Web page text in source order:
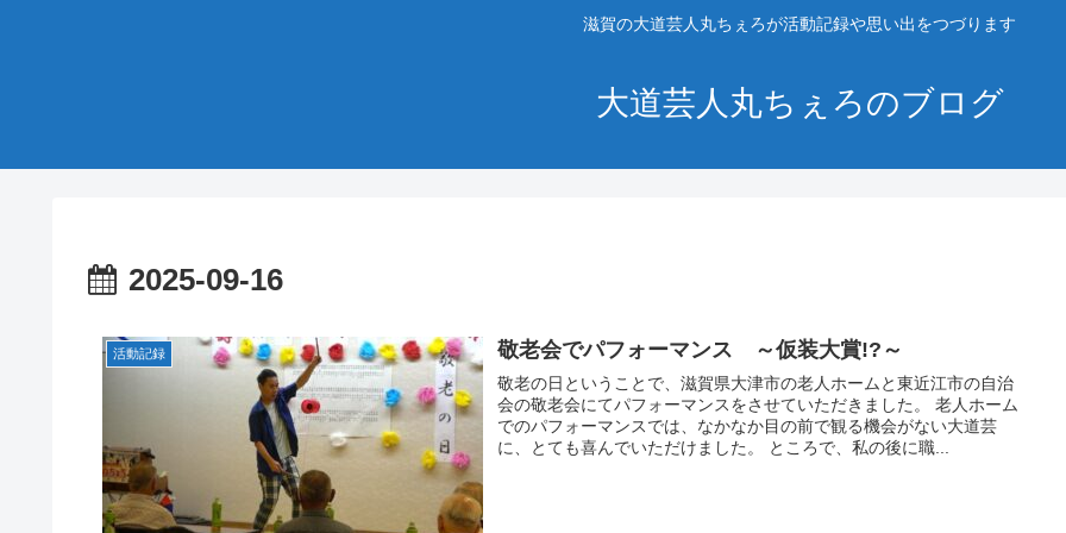
滋賀の大道芸人丸ちぇろが活動記録や思い出をつづります
大道芸人丸ちぇろのブログ
2025-09-16
活動記録 敬老会でパフォーマンス ～仮装大賞!?～
敬老の日ということで、滋賀県大津市の老人ホームと東近江市の自治
会の敬老会にてパフォーマンスをさせていただきました。 老人ホーム
でのパフォーマンスでは、なかなか目の前で観る機会がない大道芸
に、とても喜んでいただけました。 ところで、私の後に職...